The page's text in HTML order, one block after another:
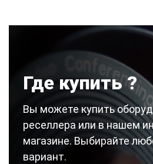
Где купить ?
Вы можете купить
реселлера или в нашем
магазине. Выбирайте
вариант.